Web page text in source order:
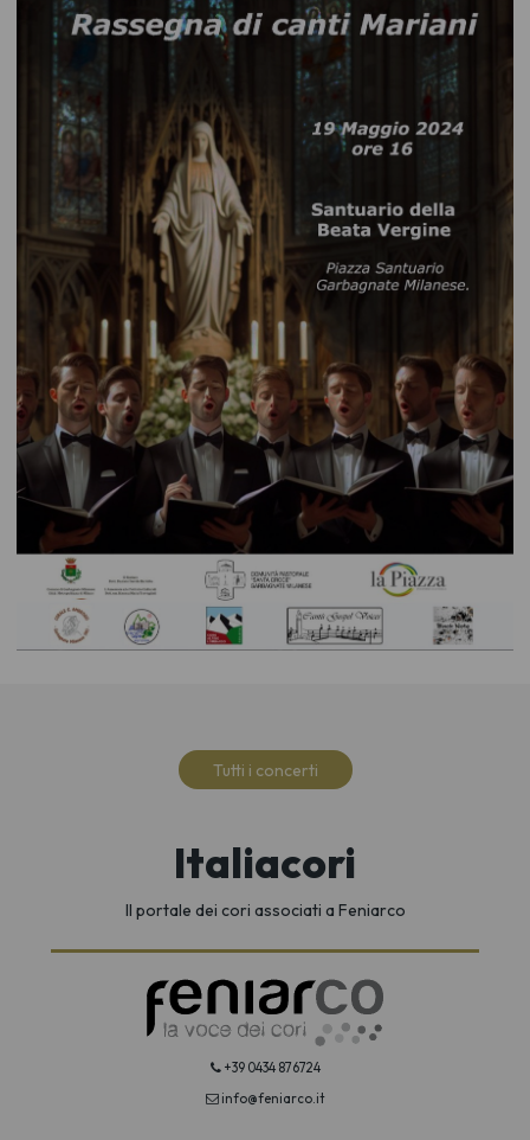
Tutti i concerti
Italiacori
Il portale dei cori associati a Feniarco
+39 0434 876724
info@feniarco.it